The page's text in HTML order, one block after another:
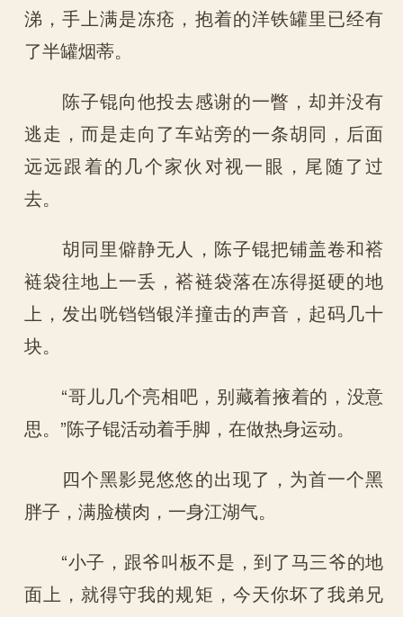
涕，手上满是冻疮，抱着的洋铁罐里已经有
了半罐烟蒂。
陈子锟向他投去感谢的一瞥，却并没有
逃走，而是走向了车站旁的一条胡同，后面
远远跟着的几个家伙对视一眼，尾随了过
去。
胡同里僻静无人，陈子锟把铺盖卷和褡
裢袋往地上一丢，褡裢袋落在冻得挺硬的地
上，发出咣铛铛银洋撞击的声音，起码几十
块。
“哥儿几个亮相吧，别藏着掖着的，没意
思。”陈子锟活动着手脚，在做热身运动。
四个黑影晃悠悠的出现了，为首一个黑
胖子，满脸横肉，一身江湖气。
“小子，跟爷叫板不是，到了马三爷的地
面上，就得守我的规矩，今天你坏了我弟兄